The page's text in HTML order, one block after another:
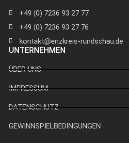
+49 (0) 7236 93 27 77
+49 (0) 7236 93 27 76
kontakt@enzkreis-rundschau.de
UNTERNEHMEN
ÜBER UNS
IMPRESSUM
DATENSCHUTZ
GEWINNSPIELBEDINGUNGEN